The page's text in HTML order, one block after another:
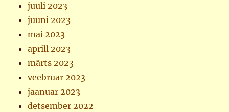
juuli 2023
juuni 2023
mai 2023
aprill 2023
märts 2023
veebruar 2023
jaanuar 2023
detsember 2022